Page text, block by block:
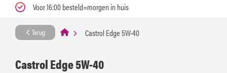
Voor 16:00 besteld=morgen in huis
Terug Castrol Edge 5W-40
Castrol Edge 5W-40